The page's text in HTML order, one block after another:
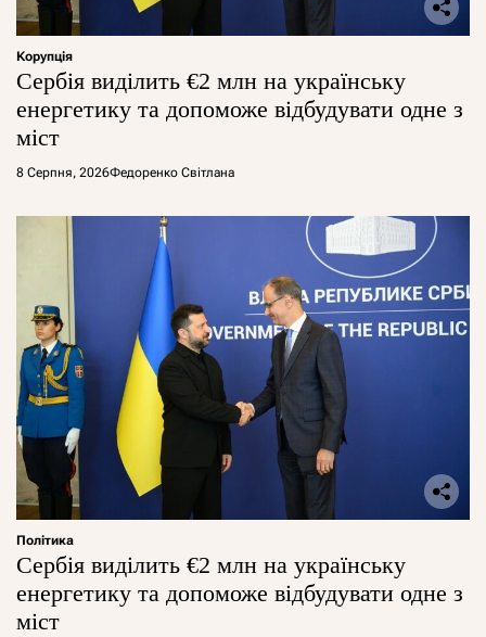
Корупція
Сербія виділить €2 млн на українську
енергетику та допоможе відбудувати одне з
міст
8 Серпня, 2026Федоренко Світлана
Політика
Сербія виділить €2 млн на українську
енергетику та допоможе відбудувати одне з
міст